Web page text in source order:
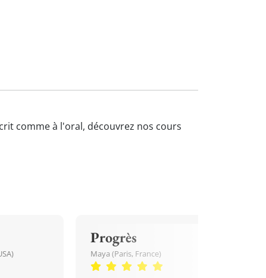
comme à l'oral, découvrez nos cours
Progrès
Maya (Paris, France)